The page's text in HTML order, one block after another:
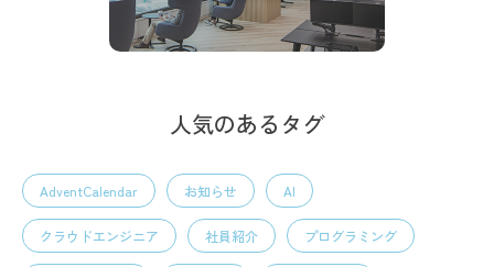
人気のあるタグ
AdventCalendar お知らせ AI
クラウドエンジニア 社員紹介 プログラミング